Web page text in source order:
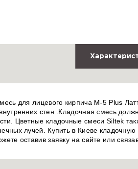
для лицевого кирпича М-5 Plus
стен .Кладочная смесь
Цветные кладочные смеси Siltek
лучей. Купить в Киеве
оставив заявку на сайте или